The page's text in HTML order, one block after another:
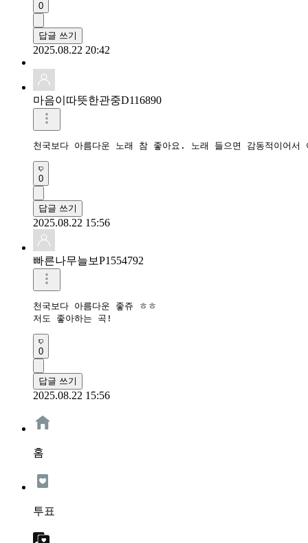
0
답글 쓰기
2025.08.22 20:42
마음이따뜻한관중D116890
천국보다 아름다운 노래 참 좋아요. 노래 들으면 감동적이어
0
답글 쓰기
2025.08.22 15:56
빠른나무늘보P1554792
천국보다 아름다운 좋쥬 ㅎㅎ
저도 좋아하는 곡!
0
답글 쓰기
2025.08.22 15:56
홈
투표